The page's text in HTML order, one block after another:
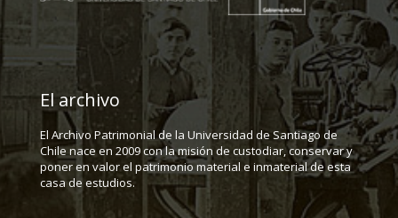
El archivo
El Archivo Patrimonial de la Universidad de Santiago de
Chile nace en 2009 con la misión de custodiar, conservar y
poner en valor el patrimonio material e inmaterial de esta
casa de estudios.